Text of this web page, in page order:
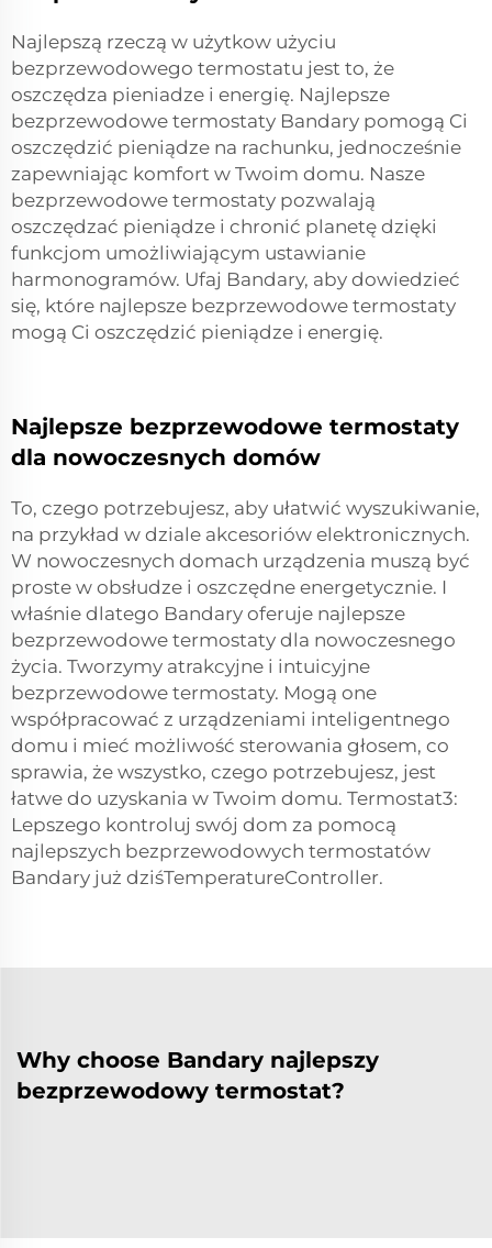
Najlepszą rzeczą w użytkow użyciu
bezprzewodowego termostatu jest to, że
oszczędza pieniadze i energię. Najlepsze
bezprzewodowe termostaty Bandary pomogą Ci
oszczędzić pieniądze na rachunku, jednocześnie
zapewniając komfort w Twoim domu. Nasze
bezprzewodowe termostaty pozwalają
oszczędzać pieniądze i chronić planetę dzięki
funkcjom umożliwiającym ustawianie
harmonogramów. Ufaj Bandary, aby dowiedzieć
się, które najlepsze bezprzewodowe termostaty
mogą Ci oszczędzić pieniądze i energię.
Najlepsze bezprzewodowe termostaty
dla nowoczesnych domów
To, czego potrzebujesz, aby ułatwić wyszukiwanie,
na przykład w dziale akcesoriów elektronicznych.
W nowoczesnych domach urządzenia muszą być
proste w obsłudze i oszczędne energetycznie. I
właśnie dlatego Bandary oferuje najlepsze
bezprzewodowe termostaty dla nowoczesnego
życia. Tworzymy atrakcyjne i intuicyjne
bezprzewodowe termostaty. Mogą one
współpracować z urządzeniami inteligentnego
domu i mieć możliwość sterowania głosem, co
sprawia, że wszystko, czego potrzebujesz, jest
łatwe do uzyskania w Twoim domu. Termostat3:
Lepszego kontroluj swój dom za pomocą
najlepszych bezprzewodowych termostatów
Bandary już dziśTemperatureController.
Why choose Bandary najlepszy
bezprzewodowy termostat?